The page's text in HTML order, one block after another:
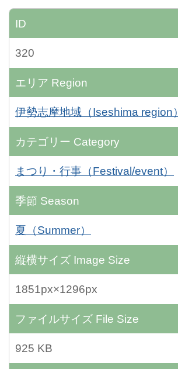
ID
320
エリア Region
伊勢志摩地域（Iseshima region）
カテゴリー Category
まつり・行事（Festival/event）
季節 Season
夏（Summer）
縦横サイズ Image Size
1851px×1296px
ファイルサイズ File Size
925 KB